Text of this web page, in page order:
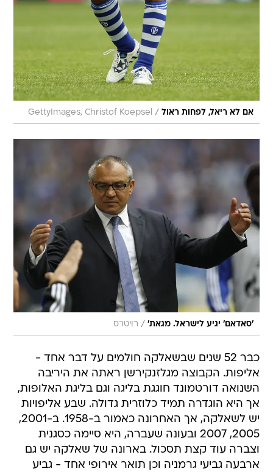
אם לא ריאל, לפחות ראול /
GettyImages, Christof Koepsel
'סאדאם' יגיע לישראל. מגאת' / רויטרס
כבר 52 שנים שבשאלקה חולמים על דבר אחד -
אליפות. הקבוצה מגלזנקירשן ראתה את היריבה
השנואה דורטמונד חוגגת בליגה וגם בליגת האלופות,
אך היא הוגדרה תמיד כלוזרית גדולה. שבע אליפויות
יש לשאלקה, אך האחרונה כאמור ב-1958. ב-2001,
2005, 2007 ובעונה שעברה, היא סיימה כסגנית
וצברה עוד קצת תסכול. בארונה של שאלקה יש גם
ארבעה גביעי גרמניה וכן תואר אירופי אחד - גביע